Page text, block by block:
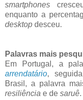
smartphones
enquanto a
desktop desceu.
Palavras mais
Em Portugal, a
arrendatário,
Brasil, a palavra
resiliência e de saruê.